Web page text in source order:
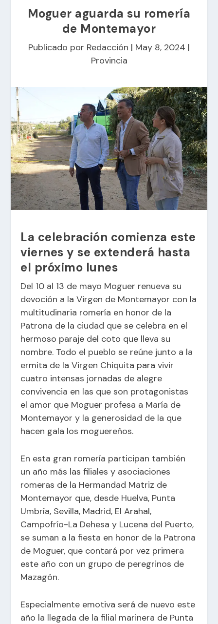
Moguer aguarda su romería
de Montemayor
Publicado por Redacción | May 8, 2024 |
Provincia
La celebración comienza este
viernes y se extenderá hasta
el próximo lunes
Del 10 al 13 de mayo Moguer renueva su
devoción a la Virgen de Montemayor con la
multitudinaria romería en honor de la
Patrona de la ciudad que se celebra en el
hermoso paraje del coto que lleva su
nombre. Todo el pueblo se reúne junto a la
ermita de la Virgen Chiquita para vivir
cuatro intensas jornadas de alegre
convivencia en las que son protagonistas
el amor que Moguer profesa a María de
Montemayor y la generosidad de la que
hacen gala los moguereños.
En esta gran romería participan también
un año más las filiales y asociaciones
romeras de la Hermandad Matriz de
Montemayor que, desde Huelva, Punta
Umbría, Sevilla, Madrid, El Arahal,
Campofrío-La Dehesa y Lucena del Puerto,
se suman a la fiesta en honor de la Patrona
de Moguer, que contará por vez primera
este año con un grupo de peregrinos de
Mazagón.
Especialmente emotiva será de nuevo este
año la llegada de la filial marinera de Punta